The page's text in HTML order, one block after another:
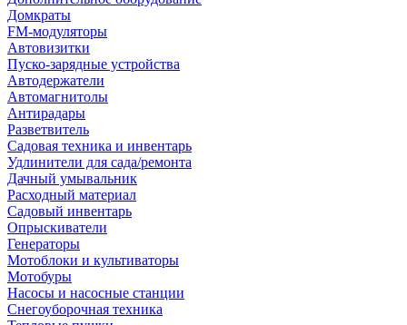
Домкраты
FM-модуляторы
Автовизитки
Пуско-зарядные устройства
Автодержатели
Автомагнитолы
Антирадары
Разветвитель
Садовая техника и инвентарь
Удлинители для сада/ремонта
Дачный умывальник
Расходный материал
Садовый инвентарь
Опрыскиватели
Генераторы
Мотоблоки и культиваторы
Мотобуры
Насосы и насосные станции
Снегоуборочная техника